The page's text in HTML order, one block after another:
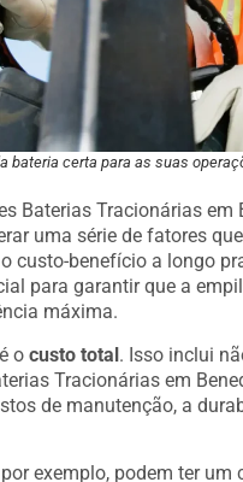
bateria certa para as suas
Baterias Tracionárias em
uma série de fatores
custo-benefício a longo
para garantir que a
máxima.
ocusto total. Isso inclui
Tracionárias em
de manutenção, a
exemplo, podem ter um